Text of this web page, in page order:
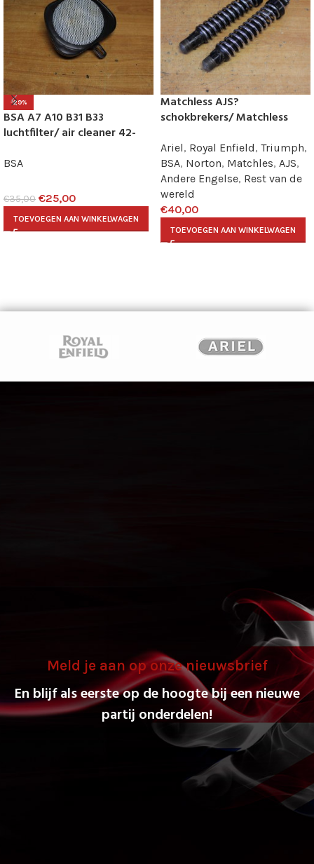
-29%
BSA A7 A10 B31 B33
luchtfilter/ air cleaner 42-
BSA
€35,00 €25,00
TOEVOEGEN AAN WINKELWAGEN
Matchless AJS?
schokbrekers/ Matchless
Ariel, Royal Enfield, Triumph,
BSA, Norton, Matchles, AJS,
Andere Engelse, Rest van de
wereld
€40,00
TOEVOEGEN AAN WINKELWAGEN
Meld je aan op onze nieuwsbrief
En blijf als eerste op de hoogte bij een nieuwe
partij onderdelen!